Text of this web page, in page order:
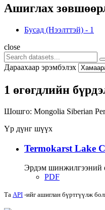
Ашиглах
Бусад (Нээлттэй) - 1
close
Дараахаар эрэмбэлэх
1 өгөгдлийн
Шошго: Mongolia Siberian
Үр дүнг шүүх
Termokarst Lake
Эрдэм шинжилгээний
PDF
Та API -ийг ашиглан бүртгүүлж